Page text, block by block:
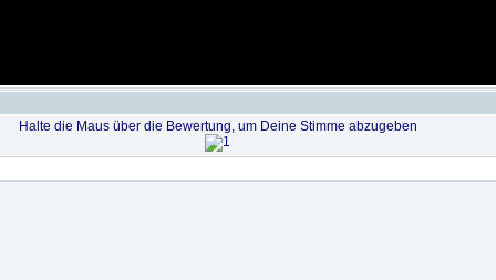
Halte die Maus über die Bewertung, um Deine Stimme abzugeben